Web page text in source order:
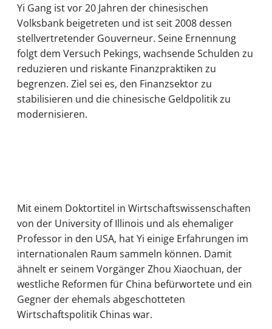
Yi Gang ist vor 20 Jahren der chinesischen
Volksbank beigetreten und ist seit 2008 dessen
stellvertretender Gouverneur. Seine Ernennung
folgt dem Versuch Pekings, wachsende Schulden zu
reduzieren und riskante Finanzpraktiken zu
begrenzen. Ziel sei es, den Finanzsektor zu
stabilisieren und die chinesische Geldpolitik zu
modernisieren.
Mit einem Doktortitel in Wirtschaftswissenschaften
von der University of Illinois und als ehemaliger
Professor in den USA, hat Yi einige Erfahrungen im
internationalen Raum sammeln können. Damit
ähnelt er seinem Vorgänger Zhou Xiaochuan, der
westliche Reformen für China befürwortete und ein
Gegner der ehemals abgeschotteten
Wirtschaftspolitik Chinas war.